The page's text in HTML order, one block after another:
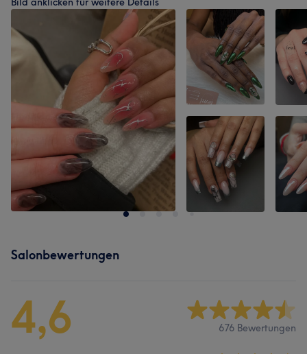
Salonbewertungen
4,6 676 Bewertungen